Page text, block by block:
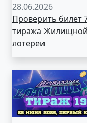
28.06.2026
Проверить билет
тиража Жилищной
лотереи